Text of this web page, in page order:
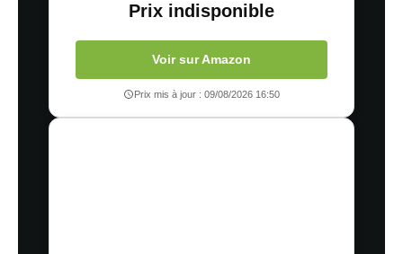
Prix indisponible
Voir sur Amazon
Prix mis à jour : 09/08/2026 16:50